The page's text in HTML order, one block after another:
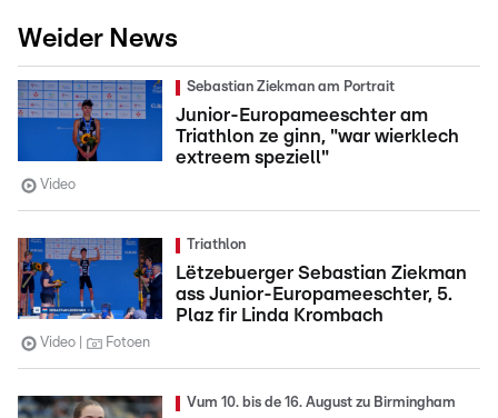
Weider News
Sebastian Ziekman am Portrait
Junior-Europameeschter am
Triathlon ze ginn, "war wierklech
extreem speziell"
Video
Triathlon
Lëtzebuerger Sebastian Ziekman
ass Junior-Europameeschter, 5.
Plaz fir Linda Krombach
Video Fotoen
Vum 10. bis de 16. August zu Birmingham